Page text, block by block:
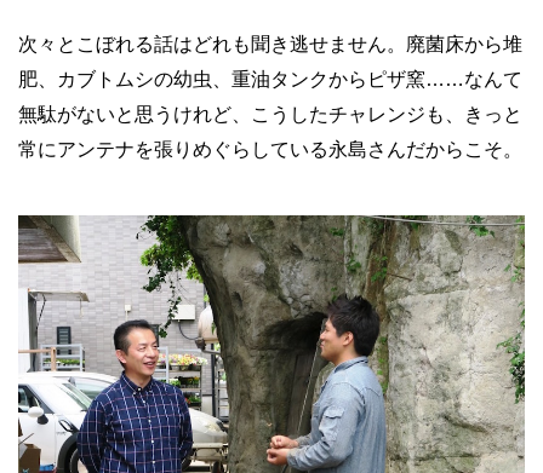
次々とこぼれる話はどれも聞き逃せません。廃菌床から堆
肥、カブトムシの幼虫、重油タンクからピザ窯……なんて
無駄がないと思うけれど、こうしたチャレンジも、きっと
常にアンテナを張りめぐらしている永島さんだからこそ。